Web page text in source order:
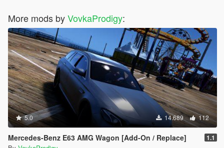
More mods byVovkaProdigy:
5.0 14.689 112
Mercedes-Benz E63 AMG Wagon [Add-On / Replace] 1.1